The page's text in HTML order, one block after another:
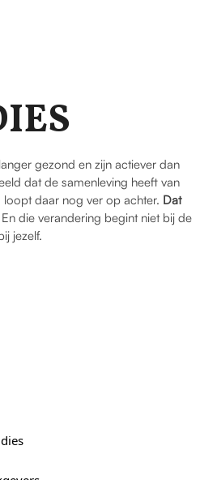
gezond en zijn actiever dan
dat de samenleving heeft van
daar nog ver op achter. Dat
En die verandering begint niet bij de
jezelf.